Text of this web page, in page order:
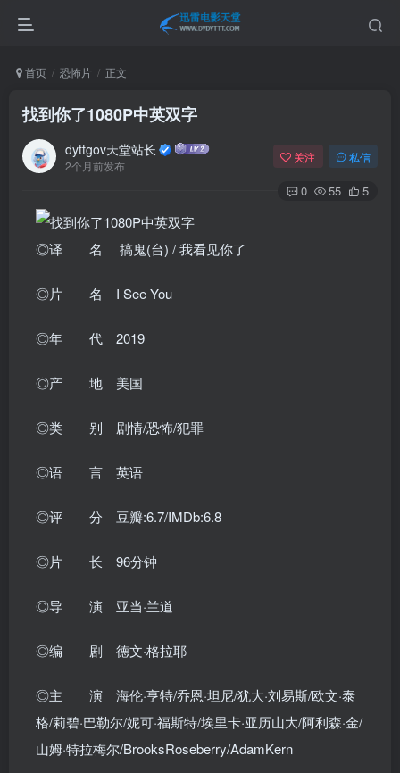
首页 恐怖片 正文
找到你了1080P中英双字
dyttgov天堂站长
2个月前发布
关注 私信
0 55 5
◎译 名 搞鬼(台) / 我看见你了
◎片 名 I See You
◎年 代 2019
◎产 地 美国
◎类 别 剧情/恐怖/犯罪
◎语 言 英语
◎评 分 豆瓣:6.7/IMDb:6.8
◎片 长 96分钟
◎导 演 亚当·兰道
◎编 剧 德文·格拉耶
◎主 演 海伦·亨特/乔恩·坦尼/犹大·刘易斯/欧文·泰
格/莉碧·巴勒尔/妮可·福斯特/埃里卡·亚历山大/阿利森·金/
山姆·特拉梅尔/BrooksRoseberry/AdamKern